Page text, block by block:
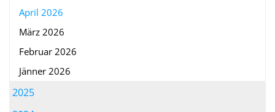
April 2026
März 2026
Februar 2026
Jänner 2026
2025